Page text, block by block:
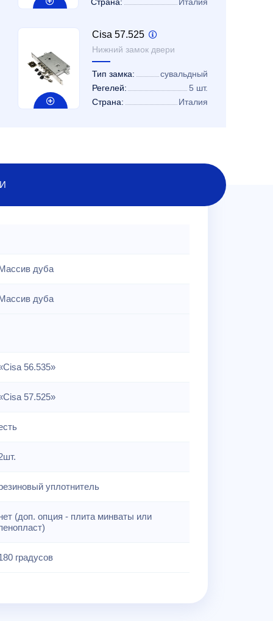
Cisa 57.525
Нижний замок двери
Тип замка:
сувальдный
Регелей:
5 шт.
Страна:
Италия
дуба
дуба
56.535»
57.525»
уплотнитель
(доп. опция - плита минваты или
градусов